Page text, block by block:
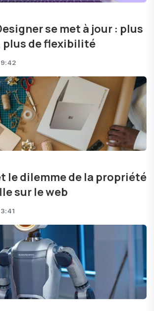
se met à jour : plus
plus de flexibilité
le dilemme de la propriété
sur le web